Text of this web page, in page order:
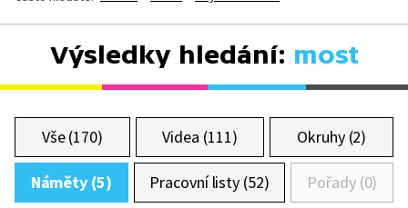
Výsledky hledání: most
Vše (170) Videa (111) Okruhy (2)
Náměty (5) Pracovní listy (52) Pořady (0)